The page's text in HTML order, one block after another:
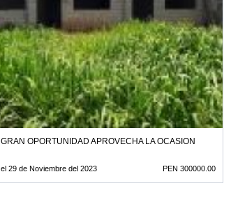
GRAN OPORTUNIDAD APROVECHA LA OCASION
el 29 de Noviembre del 2023 PEN 300000.00